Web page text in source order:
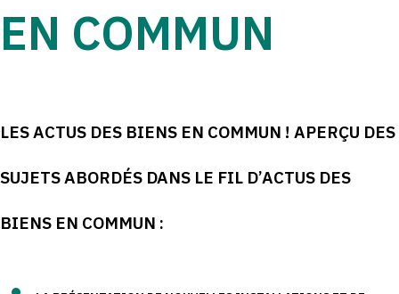
EN COMMUN
LES ACTUS DES BIENS EN COMMUN ! APERÇU DES
SUJETS ABORDÉS DANS LE FIL D’ACTUS DES
BIENS EN COMMUN :